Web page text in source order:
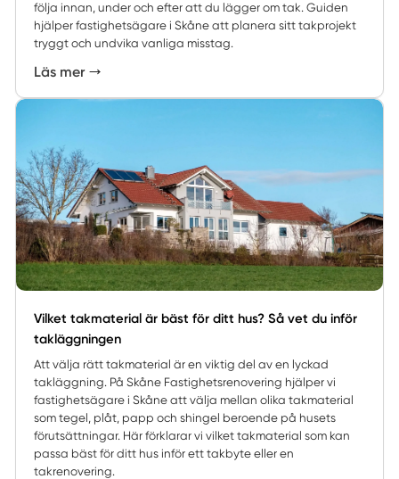
följa innan, under och efter att du lägger om tak. Guiden
hjälper fastighetsägare i Skåne att planera sitt takprojekt
tryggt och undvika vanliga misstag.
Läs mer
Vilket takmaterial är bäst för ditt hus? Så vet du inför
takläggningen
Att välja rätt takmaterial är en viktig del av en lyckad
takläggning. På Skåne Fastighetsrenovering hjälper vi
fastighetsägare i Skåne att välja mellan olika takmaterial
som tegel, plåt, papp och shingel beroende på husets
förutsättningar. Här förklarar vi vilket takmaterial som kan
passa bäst för ditt hus inför ett takbyte eller en
takrenovering.